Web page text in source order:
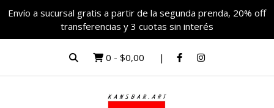
Envío a sucursal gratis a partir de la segunda prenda, 20% off
transferencias y 3 cuotas sin interés
0 - $0,00